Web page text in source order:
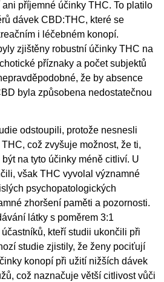
příjemné účinky THC. To platilo
dávek CBD:THC, které se
i léčebném konopí.
zjištěny robustní účinky THC na
příznaky a počet subjektů
že by absence
byla způsobena nedostatečnou
odstoupili, protože nesnesli
což zvyšuje možnost, že ti,
na tyto účinky méně citliví. U
však THC vyvolal významné
psychopatologických
zhoršení paměti a pozornosti.
látky s poměrem 3:1
kteří studii ukončili při
studie zjistily, že ženy pociťují
konopí při užití nižších dávek
což naznačuje větší citlivost vůči